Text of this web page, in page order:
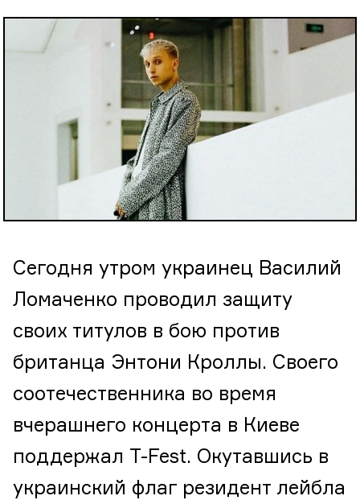
Сегодня утром украинец Василий
Ломаченко проводил защиту
своих титулов в бою против
британца Энтони Кроллы. Своего
соотечественника во время
вчерашнего концерта в Киеве
поддержал T-Fest. Окутавшись в
украинский флаг резидент лейбла